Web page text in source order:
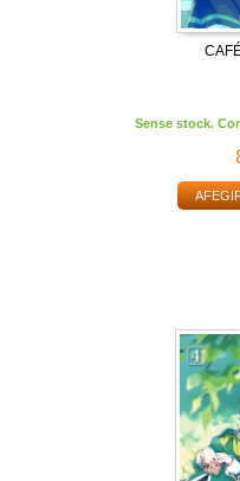
Sense stock.